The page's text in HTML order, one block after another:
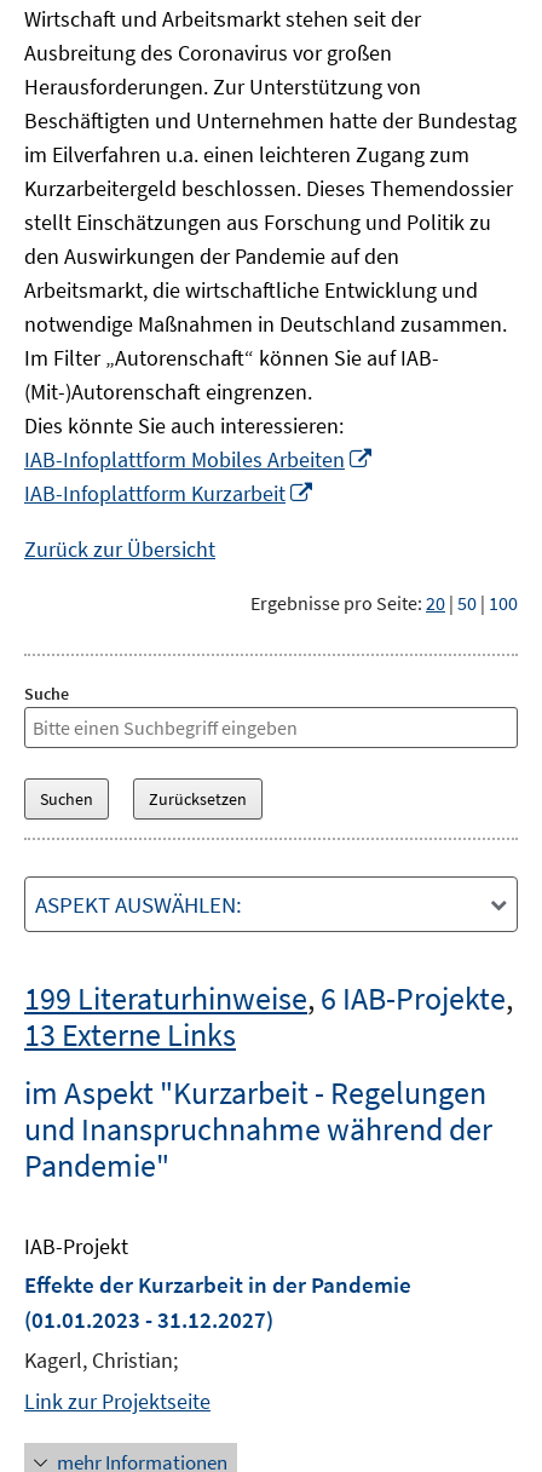
Wirtschaft und Arbeitsmarkt stehen seit der
Ausbreitung des Coronavirus vor großen
Herausforderungen. Zur Unterstützung von
Beschäftigten und Unternehmen hatte der Bundestag
im Eilverfahren u.a. einen leichteren Zugang zum
Kurzarbeitergeld beschlossen. Dieses Themendossier
stellt Einschätzungen aus Forschung und Politik zu
den Auswirkungen der Pandemie auf den
Arbeitsmarkt, die wirtschaftliche Entwicklung und
notwendige Maßnahmen in Deutschland zusammen.
Im Filter „Autorenschaft“ können Sie auf IAB-
(Mit-)Autorenschaft eingrenzen.
Dies könnte Sie auch interessieren:
IAB-Infoplattform Mobiles Arbeiten
IAB-Infoplattform Kurzarbeit
Zurück zur Übersicht
Ergebnisse pro Seite: 20 | 50 | 100
Suche
ASPEKT AUSWÄHLEN:
199 Literaturhinweise,6 IAB-Projekte,
13 Externe Links
im Aspekt "Kurzarbeit - Regelungen
und Inanspruchnahme während der
Pandemie"
IAB-Projekt
Effekte der Kurzarbeit in der Pandemie
(01.01.2023 - 31.12.2027)
Kagerl, Christian;
Link zur Projektseite
mehr Informationen